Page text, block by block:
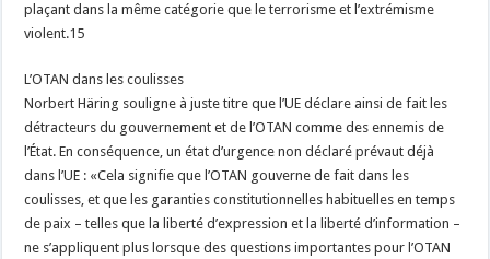
plaçant dans la même catégorie que le terrorisme et l’extrémisme
violent.15
L’OTAN dans les coulisses
Norbert Häring souligne à juste titre que l’UE déclare ainsi de fait les
détracteurs du gouvernement et de l’OTAN comme des ennemis de
l’État. En conséquence, un état d’urgence non déclaré prévaut déjà
dans l’UE : «Cela signifie que l’OTAN gouverne de fait dans les
coulisses, et que les garanties constitutionnelles habituelles en temps
de paix – telles que la liberté d’expression et la liberté d’information –
ne s’appliquent plus lorsque des questions importantes pour l’OTAN